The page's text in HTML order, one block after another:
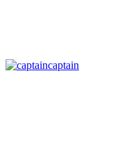
captain